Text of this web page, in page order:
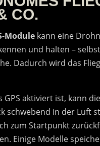
CO.
Module kann eine
und halten –
Dadurch wird das
GPS aktiviert ist, kann
schwebend in der Luft
zum Startpunkt
Einige Modelle